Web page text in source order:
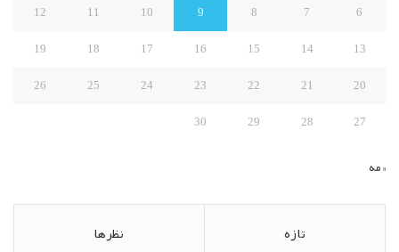
6
7
8
9
10
11
12
13
14
15
16
17
18
19
20
21
22
23
24
25
26
27
28
29
30
« مه
تازه نظرها